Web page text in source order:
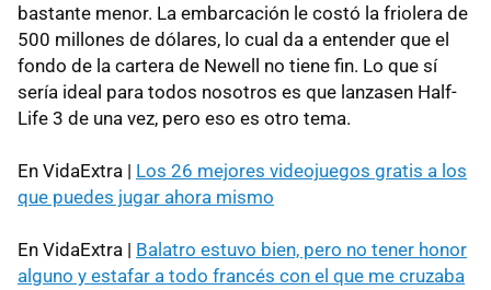
bastante menor. La embarcación le costó la friolera de
500 millones de dólares, lo cual da a entender que el
fondo de la cartera de Newell no tiene fin. Lo que sí
sería ideal para todos nosotros es que lanzasen Half-
Life 3 de una vez, pero eso es otro tema.
En VidaExtra | Los 26 mejores videojuegos gratis a los
que puedes jugar ahora mismo
En VidaExtra | Balatro estuvo bien, pero no tener honor
alguno y estafar a todo francés con el que me cruzaba